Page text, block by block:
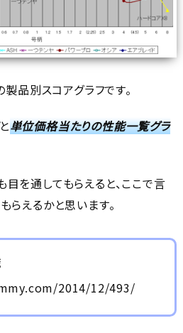
製品別スコアグラフです。
単位価格当たりの性能一覧グラ
を通してもらえると、ここで言
らえるかと思います。
2014/12/493/